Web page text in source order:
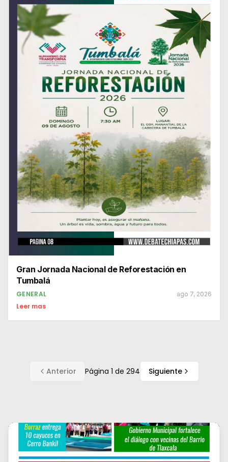
Gran Jornada Nacional de Reforestación en
Tumbalá
GENERAL ago 7, 2026
Leer mas
Anterior Página 1 de 294 Siguiente